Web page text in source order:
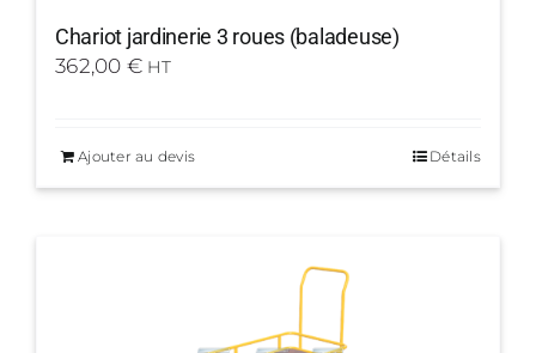
Chariot jardinerie 3 roues (baladeuse)
362,00 € HT
Ajouter au devis Détails